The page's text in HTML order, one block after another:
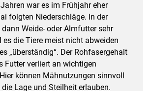
war es im Frühjahr eher
folgten Niederschläge. In der
Weide- oder Almfutter sehr
die Tiere meist nicht abweiden
„überständig“. Der Rohfasergehalt
Futter verliert an wichtigen
können Mähnutzungen sinnvoll
die Lage und Steilheit erlauben.